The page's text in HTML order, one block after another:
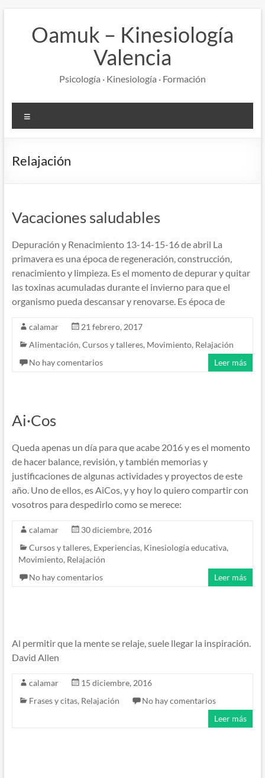
contenidoOamuk – Kinesiología
Valencia
Psicología · Kinesiología · Formación
Relajación
Vacaciones saludables
Depuración y Renacimiento 13-14-15-16 de abril La
primavera es una época de regeneración, construcción,
renacimiento y limpieza. Es el momento de depurar y quitar
las toxinas acumuladas durante el invierno para que el
organismo pueda descansar y renovarse. Es época de
calamar
21 febrero, 2017
Alimentación, Cursos y talleres, Movimiento, Relajación
No hay comentarios
Leer más
Ai·Cos
Queda apenas un día para que acabe 2016 y es el momento
de hacer balance, revisión, y también memorias y
justificaciones de algunas actividades y proyectos de este
año. Uno de ellos, es AiCos, y y hoy lo quiero compartir con
vosotros para despedirlo como se merece:
calamar
30 diciembre, 2016
Cursos y talleres, Experiencias, Kinesiología educativa,
Movimiento, Relajación
No hay comentarios
Leer más
Al permitir que la mente se relaje, suele llegar la inspiración.
David Allen
calamar
15 diciembre, 2016
Frases y citas, Relajación
No hay comentarios
Leer más